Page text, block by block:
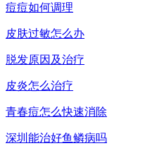
痘痘如何调理
皮肤过敏怎么办
脱发原因及治疗
皮炎怎么治疗
青春痘怎么快速消除
深圳能治好鱼鳞病吗